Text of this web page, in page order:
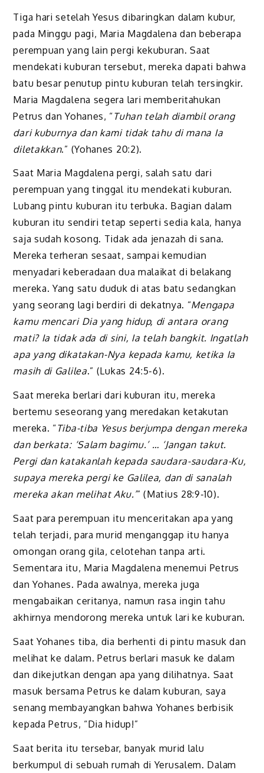
Tiga hari setelah Yesus dibaringkan dalam kubur,
pada Minggu pagi, Maria Magdalena dan beberapa
perempuan yang lain pergi kekuburan. Saat
mendekati kuburan tersebut, mereka dapati bahwa
batu besar penutup pintu kuburan telah tersingkir.
Maria Magdalena segera lari memberitahukan
Petrus dan Yohanes, “Tuhan telah diambil orang
dari kuburnya dan kami tidak tahu di mana Ia
diletakkan.” (Yohanes 20:2).
Saat Maria Magdalena pergi, salah satu dari
perempuan yang tinggal itu mendekati kuburan.
Lubang pintu kuburan itu terbuka. Bagian dalam
kuburan itu sendiri tetap seperti sedia kala, hanya
saja sudah kosong. Tidak ada jenazah di sana.
Mereka terheran sesaat, sampai kemudian
menyadari keberadaan dua malaikat di belakang
mereka. Yang satu duduk di atas batu sedangkan
yang seorang lagi berdiri di dekatnya. “Mengapa
kamu mencari Dia yang hidup, di antara orang
mati? Ia tidak ada di sini, Ia telah bangkit. Ingatlah
apa yang dikatakan-Nya kepada kamu, ketika Ia
masih di Galilea.” (Lukas 24:5-6).
Saat mereka berlari dari kuburan itu, mereka
bertemu seseorang yang meredakan ketakutan
mereka. “Tiba-tiba Yesus berjumpa dengan mereka
dan berkata: ‘Salam bagimu.’ … ‘Jangan takut.
Pergi dan katakanlah kepada saudara-saudara-Ku,
supaya mereka pergi ke Galilea, dan di sanalah
mereka akan melihat Aku.’” (Matius 28:9-10).
Saat para perempuan itu menceritakan apa yang
telah terjadi, para murid menganggap itu hanya
omongan orang gila, celotehan tanpa arti.
Sementara itu, Maria Magdalena menemui Petrus
dan Yohanes. Pada awalnya, mereka juga
mengabaikan ceritanya, namun rasa ingin tahu
akhirnya mendorong mereka untuk lari ke kuburan.
Saat Yohanes tiba, dia berhenti di pintu masuk dan
melihat ke dalam. Petrus berlari masuk ke dalam
dan dikejutkan dengan apa yang dilihatnya. Saat
masuk bersama Petrus ke dalam kuburan, saya
senang membayangkan bahwa Yohanes berbisik
kepada Petrus, “Dia hidup!”
Saat berita itu tersebar, banyak murid lalu
berkumpul di sebuah rumah di Yerusalem. Dalam